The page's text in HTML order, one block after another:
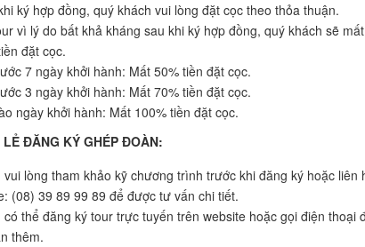
ký hợp đồng, quý khách vui lòng đặt cọc theo thỏa thuận.
vì lý do bất khả kháng sau khi ký hợp đồng, quý khách sẽ mất
đặt cọc.
7 ngày khởi hành: Mất 50% tiền đặt cọc.
3 ngày khởi hành: Mất 70% tiền đặt cọc.
ngày khởi hành: Mất 100% tiền đặt cọc.
ĐĂNG KÝ GHÉP ĐOÀN:
vui lòng tham khảo kỹ chương trình trước khi đăng ký hoặc liên
(08) 39 89 99 89 để được tư vấn chi tiết.
có thể đăng ký tour trực tuyến trên website hoặc gọi điện thoại
thêm.